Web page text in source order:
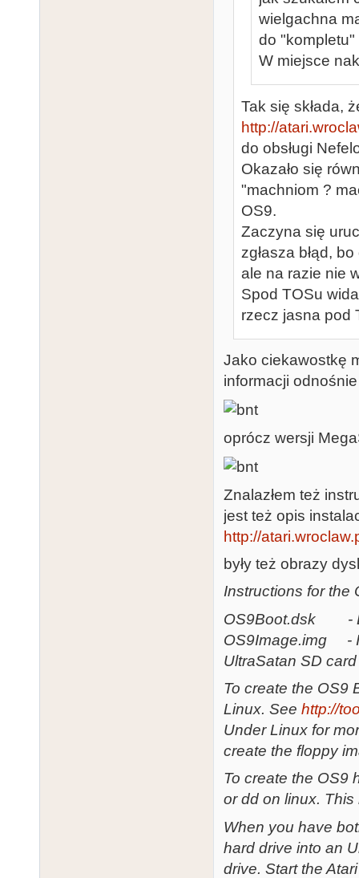
wielgachna
do "kompletu"
W miejsce
Tak się składa,
http://
do obsługi
Okazało się
"machniom ?
OS9.
Zaczyna się
zgłasza błąd,
ale na razie nie
Spod TOSu
rzecz jasna pod
Jako ciekawostkę
informacji
oprócz wersji
Znalazłem też
jest też opis
http://
były też obrazy
Instructions for the
OS9Boot.dsk -
OS9Image.img -
UltraSatan SD card
To create the OS9
Linux. See http://
Under Linux for
create the floppy
To create the OS9
or dd on linux.
When you have
hard drive into an
drive. Start the